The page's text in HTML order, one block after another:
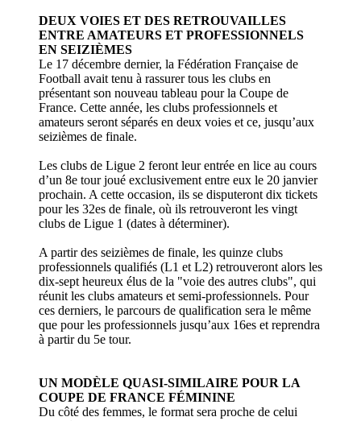
DEUX VOIES ET DES RETROUVAILLES
ENTRE AMATEURS ET PROFESSIONNELS
EN SEIZIÈMES
Le 17 décembre dernier, la Fédération Française de
Football avait tenu à rassurer tous les clubs en
présentant son nouveau tableau pour la Coupe de
France. Cette année, les clubs professionnels et
amateurs seront séparés en deux voies et ce, jusqu’aux
seizièmes de finale.
Les clubs de Ligue 2 feront leur entrée en lice au cours
d’un 8e tour joué exclusivement entre eux le 20 janvier
prochain. A cette occasion, ils se disputeront dix tickets
pour les 32es de finale, où ils retrouveront les vingt
clubs de Ligue 1 (dates à déterminer).
A partir des seizièmes de finale, les quinze clubs
professionnels qualifiés (L1 et L2) retrouveront alors les
dix-sept heureux élus de la "voie des autres clubs", qui
réunit les clubs amateurs et semi-professionnels. Pour
ces derniers, le parcours de qualification sera le même
que pour les professionnels jusqu’aux 16es et reprendra
à partir du 5e tour.
UN MODÈLE QUASI-SIMILAIRE POUR LA
COUPE DE FRANCE FÉMININE
Du côté des femmes, le format sera proche de celui